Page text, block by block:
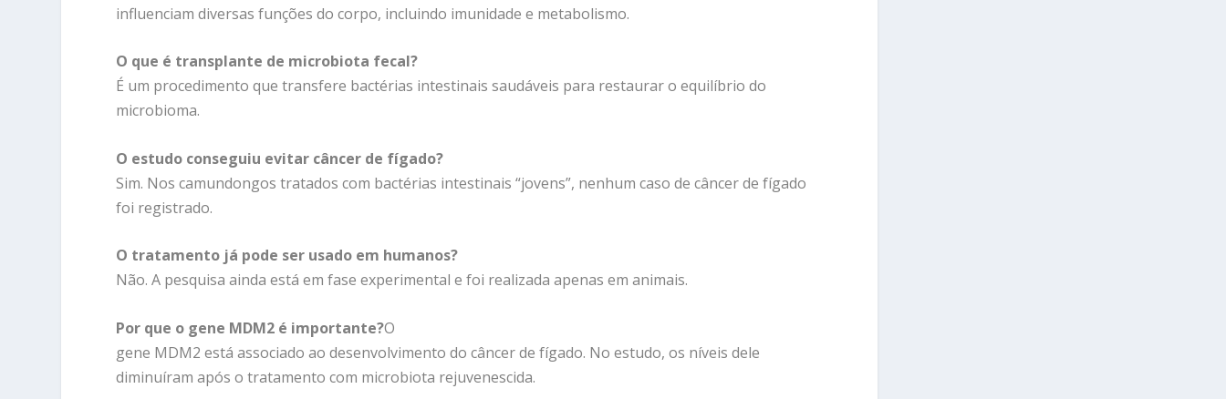
influenciam diversas funções do corpo, incluindo imunidade e metabolismo.
O que é transplante de microbiota fecal?
É um procedimento que transfere bactérias intestinais saudáveis para restaurar o equilíbrio do
microbioma.
O estudo conseguiu evitar câncer de fígado?
Sim. Nos camundongos tratados com bactérias intestinais “jovens”, nenhum caso de câncer de fígado
foi registrado.
O tratamento já pode ser usado em humanos?
Não. A pesquisa ainda está em fase experimental e foi realizada apenas em animais.
Por que o gene MDM2 é importante?O
gene MDM2 está associado ao desenvolvimento do câncer de fígado. No estudo, os níveis dele
diminuíram após o tratamento com microbiota rejuvenescida.